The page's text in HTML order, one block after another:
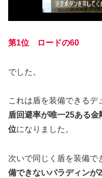
第1位 ロードの60
でした。
これは盾を装備できるデ
盾回避率が唯一25ある
位になりました。
次いで同じく盾を装備で
備できないパラディンが